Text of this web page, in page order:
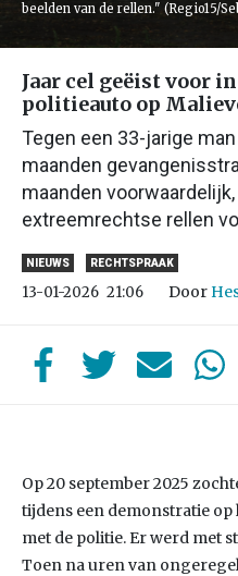
beelden van de rellen." (Regio15/
Jaar cel geëist voor
politieauto op
Tegen een 33-jarige
maanden
maanden
extreemrechtse rellen
NIEUWS RECHTSPRAAK
13-01-2026 21:06 Door
Op 20 september 2025
tijdens een demonstratie
met de politie. Er werd met
Toen na uren van